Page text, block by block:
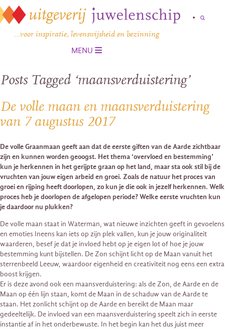
…voor inspiratie, levenswijsheid en bezinning
MENU
Posts Tagged ‘maansverduistering’
De volle maan en maansverduistering
van 7 augustus 2017
De volle Graanmaan geeft aan dat de eerste giften van de Aarde zichtbaar
zijn en kunnen worden geoogst. Het thema ‘overvloed en bestemming’
kun je herkennen in het gerijpte graan op het land, maar sta ook stil bij de
vruchten van jouw eigen arbeid en groei. Zoals de natuur het proces van
groei en rijping heeft doorlopen, zo kun je die ook in jezelf herkennen. Welk
proces heb je doorlopen de afgelopen periode? Welke eerste vruchten kun
je daardoor nu plukken?
De volle maan staat in Waterman, wat nieuwe inzichten geeft in gevoelens
en emoties Ineens kan iets op zijn plek vallen, kun je jouw originaliteit
waarderen, besef je dat je invloed hebt op je eigen lot of hoe je jouw
bestemming kunt bijstellen. De Zon schijnt licht op de Maan vanuit het
sterrenbeeld Leeuw, waardoor eigenheid en creativiteit nog eens een extra
boost krijgen.
Er is deze avond ook een maansverduistering: als de Zon, de Aarde en de
Maan op één lijn staan, komt de Maan in de schaduw van de Aarde te
staan. Het zonlicht schijnt op de Aarde en bereikt de Maan maar
gedeeltelijk. De invloed van een maansverduistering speelt zich in eerste
instantie af in het onderbewuste. In het begin kan het dus juist meer